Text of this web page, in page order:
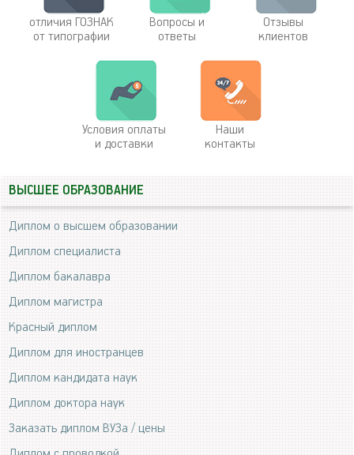
отличия ГОЗНАК
от типографии
Вопросы и
ответы
Отзывы
клиентов
Условия оплаты
и доставки
Наши
контакты
ВЫСШЕЕ ОБРАЗОВАНИЕ
Диплом о высшем образовании
Диплом специалиста
Диплом бакалавра
Диплом магистра
Красный диплом
Диплом для иностранцев
Диплом кандидата наук
Диплом доктора наук
Заказать диплом ВУЗа / цены